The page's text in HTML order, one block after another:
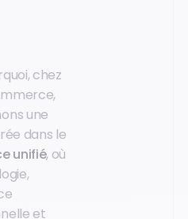
chez
une
dans le
unifié, où
et